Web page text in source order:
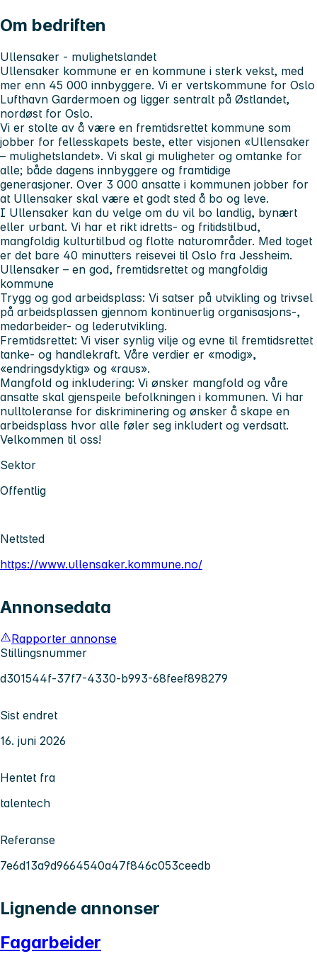
Om bedriften
Ullensaker - mulighetslandet
Ullensaker kommune er en kommune i sterk vekst, med
mer enn 45 000 innbyggere. Vi er vertskommune for Oslo
Lufthavn Gardermoen og ligger sentralt på Østlandet,
nordøst for Oslo.
Vi er stolte av å være en fremtidsrettet kommune som
jobber for fellesskapets beste, etter visjonen «Ullensaker
– mulighetslandet». Vi skal gi muligheter og omtanke for
alle; både dagens innbyggere og framtidige
generasjoner. Over 3 000 ansatte i kommunen jobber for
at Ullensaker skal være et godt sted å bo og leve.
I Ullensaker kan du velge om du vil bo landlig, bynært
eller urbant. Vi har et rikt idretts- og fritidstilbud,
mangfoldig kulturtilbud og flotte naturområder. Med toget
er det bare 40 minutters reisevei til Oslo fra Jessheim.
Ullensaker – en god, fremtidsrettet og mangfoldig
kommune
Trygg og god arbeidsplass: Vi satser på utvikling og trivsel
på arbeidsplassen gjennom kontinuerlig organisasjons-,
medarbeider- og lederutvikling.
Fremtidsrettet: Vi viser synlig vilje og evne til fremtidsrettet
tanke- og handlekraft. Våre verdier er «modig»,
«endringsdyktig» og «raus».
Mangfold og inkludering: Vi ønsker mangfold og våre
ansatte skal gjenspeile befolkningen i kommunen. Vi har
nulltoleranse for diskriminering og ønsker å skape en
arbeidsplass hvor alle føler seg inkludert og verdsatt.
Velkommen til oss!
Sektor
Offentlig
Nettsted
https://www.ullensaker.kommune.no/
Annonsedata
Rapporter annonse
Stillingsnummer
d301544f-37f7-4330-b993-68feef898279
Sist endret
16. juni 2026
Hentet fra
talentech
Referanse
7e6d13a9d9664540a47f846c053ceedb
Lignende annonser
Fagarbeider